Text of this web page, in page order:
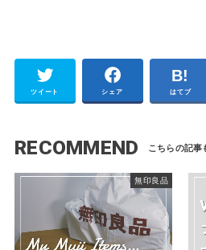
ツイート シェア はてブ
RECOMMEND
無印良品